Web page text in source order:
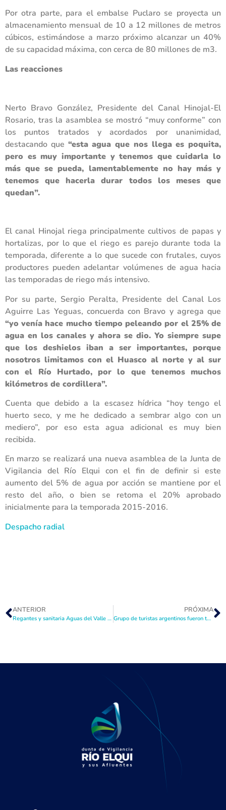
Por otra parte, para el embalse Puclaro se proyecta un
almacenamiento mensual de 10 a 12 millones de metros
cúbicos, estimándose a marzo próximo alcanzar un 40%
de su capacidad máxima, con cerca de 80 millones de m3.
Las reacciones
Nerto Bravo González, Presidente del Canal Hinojal-El
Rosario, tras la asamblea se mostró “muy conforme” con
los puntos tratados y acordados por unanimidad,
destacando que “esta agua que nos llega es poquita,
pero es muy importante y tenemos que cuidarla lo
más que se pueda, lamentablemente no hay más y
tenemos que hacerla durar todos los meses que
quedan”.
El canal Hinojal riega principalmente cultivos de papas y
hortalizas, por lo que el riego es parejo durante toda la
temporada, diferente a lo que sucede con frutales, cuyos
productores pueden adelantar volúmenes de agua hacia
las temporadas de riego más intensivo.
Por su parte, Sergio Peralta, Presidente del Canal Los
Aguirre Las Yeguas, concuerda con Bravo y agrega que
“yo venía hace mucho tiempo peleando por el 25% de
agua en los canales y ahora se dio. Yo siempre supe
que los deshielos iban a ser importantes, porque
nosotros limitamos con el Huasco al norte y al sur
con el Río Hurtado, por lo que tenemos muchos
kilómetros de cordillera”.
Cuenta que debido a la escasez hídrica “hoy tengo el
huerto seco, y me he dedicado a sembrar algo con un
mediero”, por eso esta agua adicional es muy bien
recibida.
En marzo se realizará una nueva asamblea de la Junta de
Vigilancia del Río Elqui con el fin de definir si este
aumento del 5% de agua por acción se mantiene por el
resto del año, o bien se retoma el 20% aprobado
inicialmente para la temporada 2015-2016.
Despacho radial
ANTERIOR
Regantes y sanitaria Aguas del Valle llaman a bañistas a cuidar el río Elqui durante este verano
PRÓXIMA
Grupo de turistas argentinos fueron temporalmente acogidos en Embalse La Laguna tras corte en Paso de Agua Negra